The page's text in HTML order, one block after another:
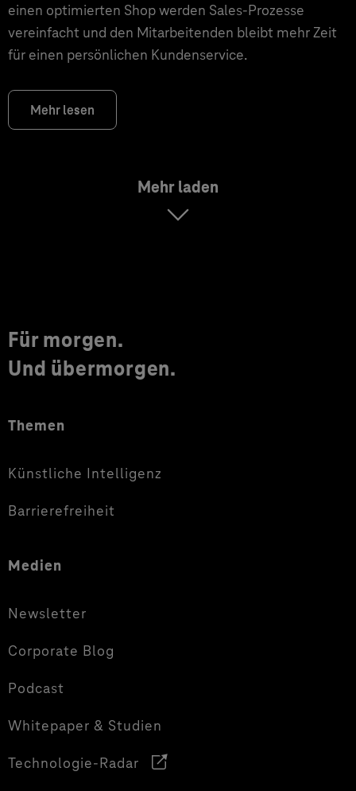
einen optimierten Shop werden Sales-Prozesse
vereinfacht und den Mitarbeitenden bleibt mehr Zeit
für einen persönlichen Kundenservice.
Mehr lesen
Mehr laden
Für morgen.
Und übermorgen.
Themen
Künstliche Intelligenz
Barrierefreiheit
Medien
Newsletter
Corporate Blog
Podcast
Whitepaper & Studien
Technologie-Radar